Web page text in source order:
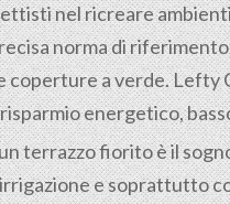
nel ricreare
norma di
coperture a verde. Lefty
energetico,
terrazzo fiorito è il
e soprattutto